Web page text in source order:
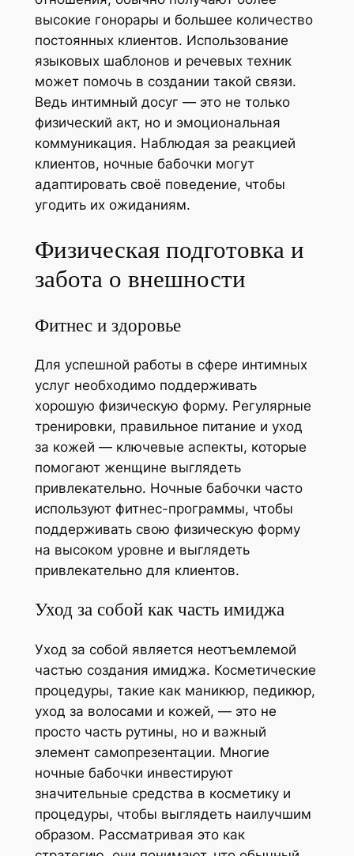
высокие гонорары и большее количество
постоянных клиентов. Использование
языковых шаблонов и речевых техник
может помочь в создании такой связи.
Ведь интимный досуг — это не только
физический акт, но и эмоциональная
коммуникация. Наблюдая за реакцией
клиентов, ночные бабочки могут
адаптировать своё поведение, чтобы
угодить их ожиданиям.
Физическая подготовка и
забота о внешности
Фитнес и здоровье
Для успешной работы в сфере интимных
услуг необходимо поддерживать
хорошую физическую форму. Регулярные
тренировки, правильное питание и уход
за кожей — ключевые аспекты, которые
помогают женщине выглядеть
привлекательно. Ночные бабочки часто
используют фитнес-программы, чтобы
поддерживать свою физическую форму
на высоком уровне и выглядеть
привлекательно для клиентов.
Уход за собой как часть имиджа
Уход за собой является неотъемлемой
частью создания имиджа. Косметические
процедуры, такие как маникюр, педикюр,
уход за волосами и кожей, — это не
просто часть рутины, но и важный
элемент самопрезентации. Многие
ночные бабочки инвестируют
значительные средства в косметику и
процедуры, чтобы выглядеть наилучшим
образом. Рассматривая это как